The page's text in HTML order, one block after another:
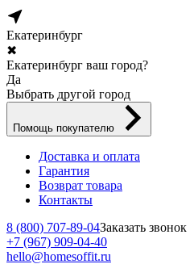
Екатеринбург
✖
Екатеринбург ваш город?
Да
Выбрать другой город
Помощь покупателю
Доставка и оплата
Гарантия
Возврат товара
Контакты
8 (800) 707-89-04Заказать звонок
+7 (967) 909-04-40
hello@homesoffit.ru